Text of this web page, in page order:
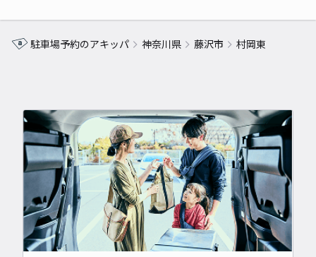
駐車場予約のアキッパ 神奈川県 藤沢市 村岡東